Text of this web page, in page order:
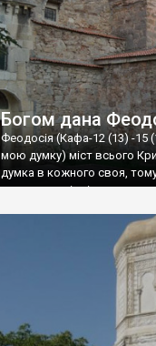
Богом дана
Феодосія (Кафа-12 (13) -15
мою думку) міст всього
думка в кожного своя,
запрошую відвідати це